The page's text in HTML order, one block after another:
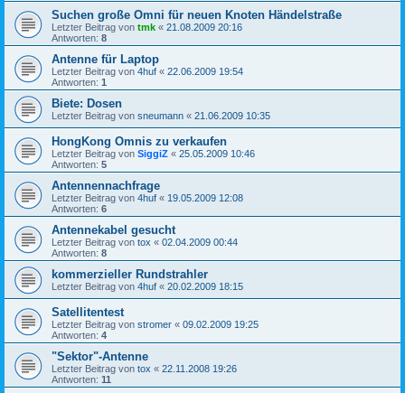
Suchen große Omni für neuen Knoten Händelstraße
Letzter Beitrag von tmk « 21.08.2009 20:16
Antworten: 8
Antenne für Laptop
Letzter Beitrag von 4huf « 22.06.2009 19:54
Antworten: 1
Biete: Dosen
Letzter Beitrag von sneumann « 21.06.2009 10:35
HongKong Omnis zu verkaufen
Letzter Beitrag von SiggiZ « 25.05.2009 10:46
Antworten: 5
Antennennachfrage
Letzter Beitrag von 4huf « 19.05.2009 12:08
Antworten: 6
Antennekabel gesucht
Letzter Beitrag von tox « 02.04.2009 00:44
Antworten: 8
kommerzieller Rundstrahler
Letzter Beitrag von 4huf « 20.02.2009 18:15
Satellitentest
Letzter Beitrag von stromer « 09.02.2009 19:25
Antworten: 4
"Sektor"-Antenne
Letzter Beitrag von tox « 22.11.2008 19:26
Antworten: 11